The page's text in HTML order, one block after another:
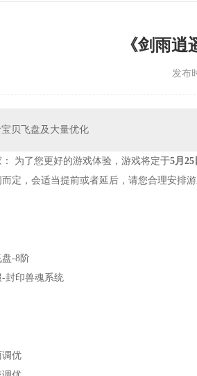
《剑雨逍
发布
宝贝飞盘及大量优化
： 为了您更好的游戏体验，游戏将定于5月 25
定，会适当提前或者延后，请您合理安排游
-8阶
-封印兽魂系统
调优